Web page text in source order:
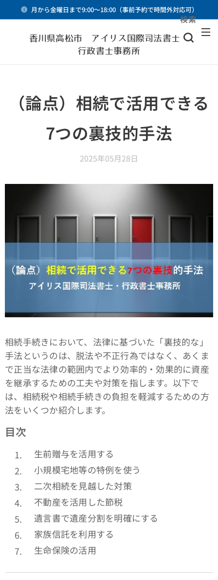
月から金曜日まで9:00～18:00（事前予約で時間外対応可）
香川県高松市 アイリス国際司法書士・
行政書士事務所
検索
（論点）相続で活用できる
7つの裏技的手法
2025年05月28日
相続手続きにおいて、法律に基づいた「裏技的な」
手法というのは、脱法や不正行為ではなく、あくま
で正当な法律の範囲内でより効率的・効果的に資産
を継承するための工夫や対策を指します。以下で
は、相続税や相続手続きの負担を軽減するための方
法をいくつか紹介します。
目次
生前贈与を活用する
小規模宅地等の特例を使う
二次相続を見越した対策
不動産を活用した節税
遺言書で遺産分割を明確にする
家族信託を利用する
生命保険の活用